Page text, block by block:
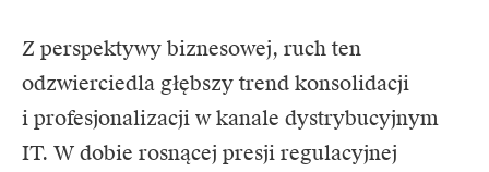
Z perspektywy biznesowej, ruch ten
odzwierciedla głębszy trend konsolidacji
i profesjonalizacji w kanale dystrybucyjnym
IT. W dobie rosnącej presji regulacyjnej